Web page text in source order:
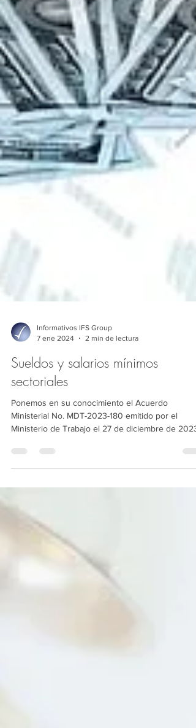
7 ene 2024
2 min de lectura
Sueldos y salarios mínimos
sectoriales
Ponemos en su conocimiento el Acuerdo
Ministerio de Trabajo el 27 de diciembre de 2023,